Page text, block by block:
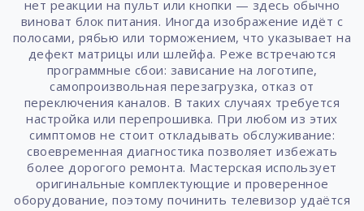
нет реакции на пульт или кнопки — здесь обычно
виноват блок питания. Иногда изображение идёт с
полосами, рябью или торможением, что указывает на
дефект матрицы или шлейфа. Реже встречаются
программные сбои: зависание на логотипе,
самопроизвольная перезагрузка, отказ от
переключения каналов. В таких случаях требуется
настройка или перепрошивка. При любом из этих
симптомов не стоит откладывать обслуживание:
своевременная диагностика позволяет избежать
более дорогого ремонта. Мастерская использует
оригинальные комплектующие и проверенное
оборудование, поэтому починить телевизор удаётся